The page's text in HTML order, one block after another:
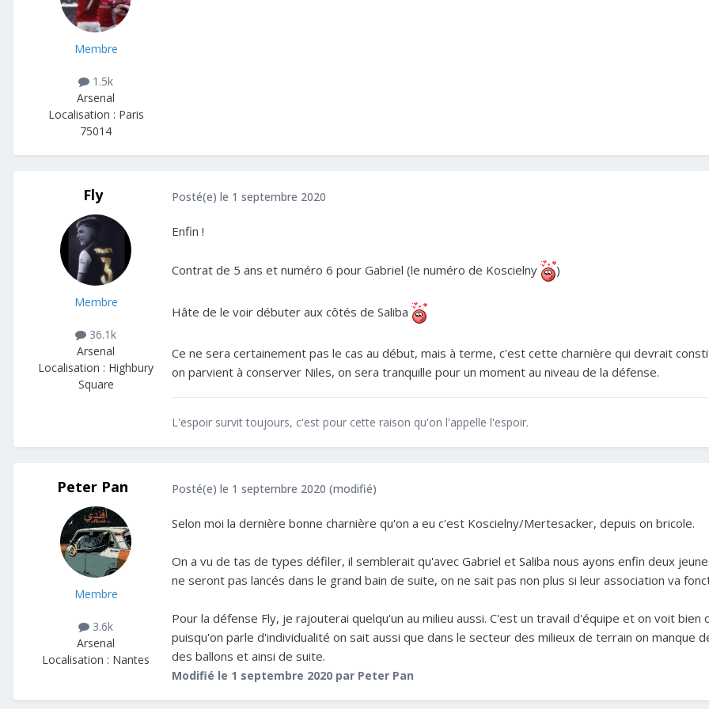
Membre
1.5k
Arsenal
Localisation : Paris
75014
Fly
Membre
36.1k
Arsenal
Localisation : Highbury
Square
Posté(e) le 1 septembre 2020
Enfin !
Contrat de 5 ans et numéro 6 pour Gabriel (le numéro de Koscielny )
Hâte de le voir débuter aux côtés de Saliba
Ce ne sera certainement pas le cas au début, mais à terme, c'est cette charnière qui devrait
on parvient à conserver Niles, on sera tranquille pour un moment au niveau de la défense.
L'espoir survit toujours, c'est pour cette raison qu'on l'appelle l'espoir.
Peter Pan
Membre
3.6k
Arsenal
Localisation : Nantes
Posté(e) le 1 septembre 2020 (modifié)
Selon moi la dernière bonne charnière qu'on a eu c'est Koscielny/Mertesacker, depuis on bricole.
On a vu de tas de types défiler, il semblerait qu'avec Gabriel et Saliba nous ayons enfin deux
ne seront pas lancés dans le grand bain de suite, on ne sait pas non plus si leur association va
Pour la défense Fly, je rajouterai quelqu'un au milieu aussi. C'est un travail d'équipe et on voit
puisqu'on parle d'individualité on sait aussi que dans le secteur des milieux de terrain on
des ballons et ainsi de suite.
Modifié le 1 septembre 2020 par Peter Pan